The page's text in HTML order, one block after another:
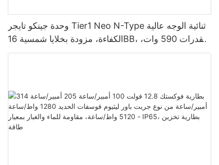
وحدة جينكو تايجر Tier1 Neo N-Type ثنائية الوجه عالية
الكفاءة، مزودة بخلايا شمسية 16BB، بقدرات 590 وات،
620 وات، 630 وات، و650 وات.